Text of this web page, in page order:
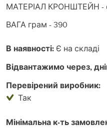
МАТЕРІАЛ КРОНШТЕЙН -
ВАГА грам - 390
В наявності: Є на складі
Відвантажимо через,
Перевірений виробник:
Так
Мінімальна к-ть